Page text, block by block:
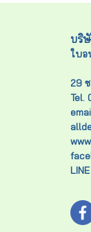
บริ
ใบอ
29
Tel.